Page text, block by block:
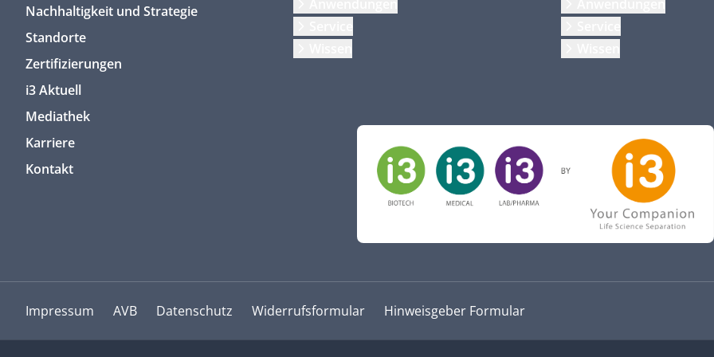
Nachhaltigkeit und Strategie
Standorte
Zertifizierungen
i3 Aktuell
Mediathek
Karriere
Kontakt
Impressum AVB Datenschutz Widerrufsformular Hinweisgeber Formular